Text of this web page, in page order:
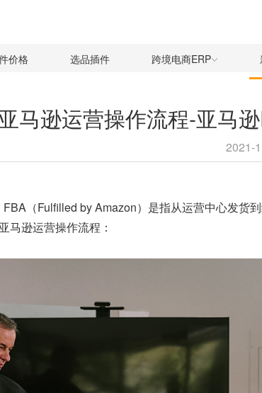
价格 选品插件 跨境电商ERP
亚马逊运营操作流程-亚马
2021-
（Fulfilled by Amazon）是指从运营中心发货
马逊运营操作流程：